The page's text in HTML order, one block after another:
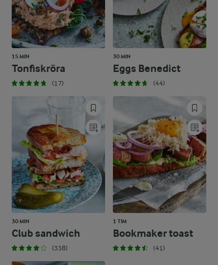
15 MIN
Tonfiskröra
(17)
30 MIN
Eggs Benedict
(44)
30 MIN
Club sandwich
(338)
1 TIM
Bookmaker toast
(41)